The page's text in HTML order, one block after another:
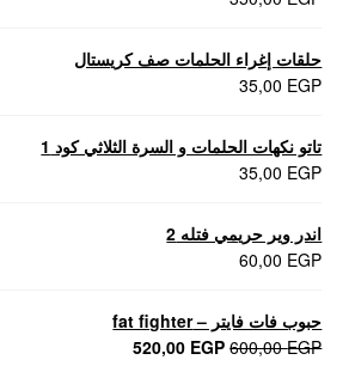
حلقات إغراء الحلمات صف كريستال
35,00 EGP
تاتو نكهات الحلمات و السرة الثلاثي كود 1
35,00 EGP
اندر وير حريمي فتله 2
60,00 EGP
حبوب فات فايتر – fat fighter
600,00EGP
السعر520,00 EGP
السعر